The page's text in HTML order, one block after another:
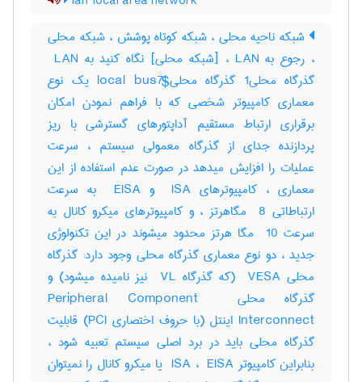
شبکه ناحیه محلی ، شبکه کوتاه پوشش ، شبکه محلی
، رجوع به LAN ، [شبکه محلی] نگاه کنید به ‎ LAN
گذرگاه محلی‎1 گذرگاه محلی‎local bus7$ یک نوع
معماری کامپیوتر شخصی که با فراهم نمودن امکان
برقراری ارتباط مستقیم آداپتورهای گسترشی با ریز
پردازنده جدای از گذرگاه معمولی سیستم ، سرعت
عملیات را افزایش میدهد در صورت عدم استفاده از این
معماری ، کامپیوترهای ‎ ISA و ‎ EISA به سرعت
ارتباطاتی ‎ 8 مگاهرتز ، و کامپیوترهای میکرو کانال به
سرعت ‎ 10 مگا هرتز محدود میشوند در این تکنولوژی
جدید ، دو نوع معماری گذرگاه محلی وجود دارد: گذرگاه
محلی ‎ VESA (که گذرگاه ‎ VL نیز نامیده میشود) و
گذرگاه محلی ‎Peripheral Component ‎
Interconnect اینتل (با حروف اختصاری ‎PCI) قابلیت
گذرگاه محلی باید در برد اصلی سیستم تعبیه شود ،
بنابراین کامپیوتر ‎ ISA ، ‎ EISA یا میکرو کانال را نمیتوان